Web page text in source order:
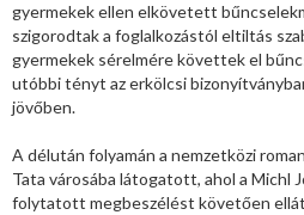
gyermekek ellen elkövetett
szigorodtak a foglalkozástól eltiltás
gyermekek sérelmére követtek el
utóbbi tényt az erkölcsi
jövőben.
A délután folyamán a nemzetközi
Tata városába látogatott, ahol a Michl
folytatott megbeszélést követően